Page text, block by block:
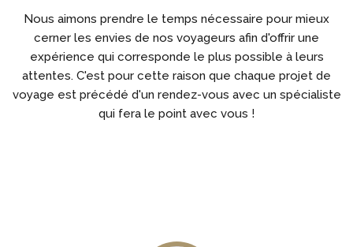
Nous aimons prendre le temps nécessaire pour mieux
cerner les envies de nos voyageurs afin d'offrir une
expérience qui corresponde le plus possible à leurs
attentes. C'est pour cette raison que chaque projet de
voyage est précédé d'un rendez-vous avec un spécialiste
qui fera le point avec vous !